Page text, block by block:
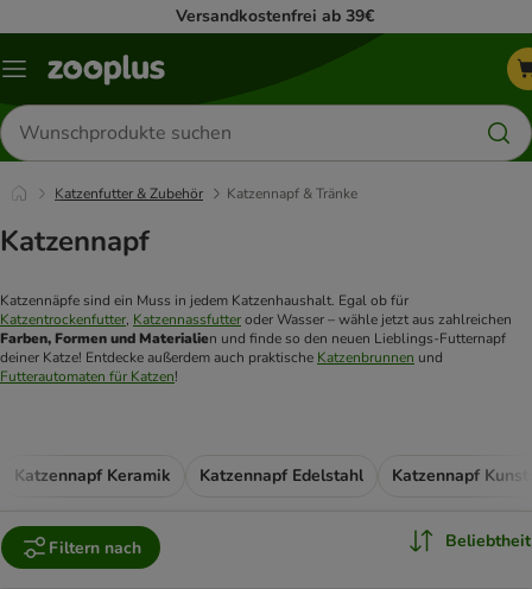
Versandkostenfrei ab 39€
Menü
Produkte
suchen
Katzenfutter & Zubehör Katzennapf & Tränke
Katzennapf
Katzentrockenfutter, Katzennassfutter
Farben, Formen und Materialien und finde so den neuen Lieblings-Futternapf
deiner Katze! Entdecke außerdem auch praktische Katzenbrunnen
Futterautomaten für Katzen
Katzennapf Keramik Katzennapf Edelstahl
Filtern nach Beliebtheit